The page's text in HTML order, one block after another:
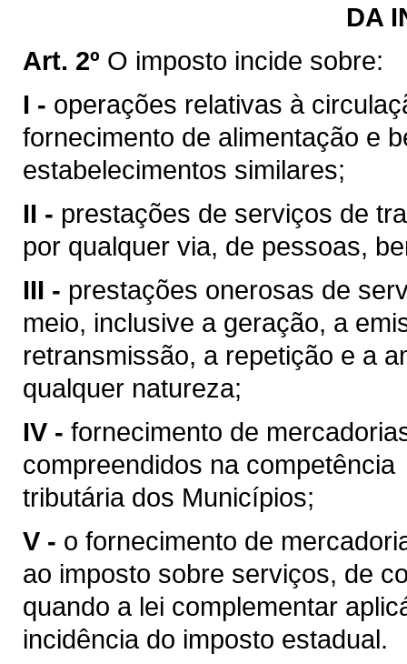
DA
Art. 2º O imposto incide sobre:
I - operações relativas à
fornecimento de alimentação e
estabelecimentos similares;
II - prestações de serviços de
por qualquer via, de pessoas,
III - prestações onerosas de
meio, inclusive a geração, a
retransmissão, a repetição e a
qualquer natureza;
IV - fornecimento de
compreendidos na competência
tributária dos Municípios;
V - o fornecimento de
ao imposto sobre serviços, de
quando a lei complementar
incidência do imposto estadual.